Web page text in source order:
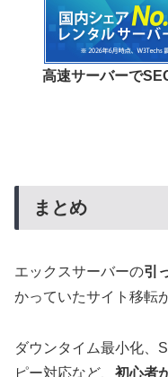
高速サーバーで
まとめ
エックスサーバーの引
かっていたサイト移転
ダウンタイム最小化、
ピー対応など、 初心者